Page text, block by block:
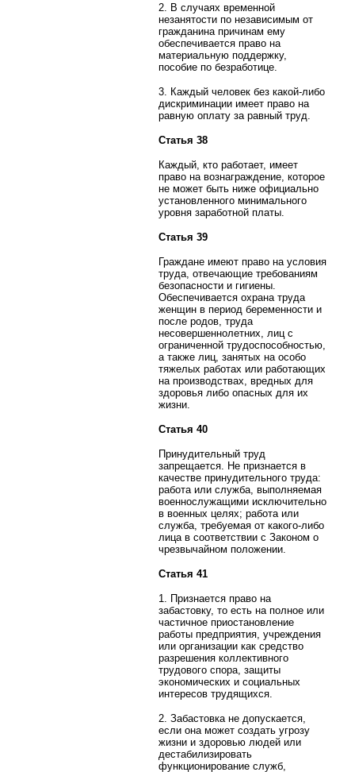
2. В случаях временной
незанятости по независимым от
гражданина причинам ему
обеспечивается право на
материальную поддержку,
пособие по безработице.
3. Каждый человек без какой-либо
дискриминации имеет право на
равную оплату за равный труд.
Статья 38
Каждый, кто работает, имеет
право на вознаграждение, которое
не может быть ниже официально
установленного минимального
уровня заработной платы.
Статья 39
Граждане имеют право на условия
труда, отвечающие требованиям
безопасности и гигиены.
Обеспечивается охрана труда
женщин в период беременности и
после родов, труда
несовершеннолетних, лиц с
ограниченной трудоспособностью,
а также лиц, занятых на особо
тяжелых работах или работающих
на производствах, вредных для
здоровья либо опасных для их
жизни.
Статья 40
Принудительный труд
запрещается. Не признается в
качестве принудительного труда:
работа или служба, выполняемая
военнослужащими исключительно
в военных целях; работа или
служба, требуемая от какого-либо
лица в соответствии с Законом о
чрезвычайном положении.
Статья 41
1. Признается право на
забастовку, то есть на полное или
частичное приостановление
работы предприятия, учреждения
или организации как средство
разрешения коллективного
трудового спора, защиты
экономических и социальных
интересов трудящихся.
2. Забастовка не допускается,
если она может создать угрозу
жизни и здоровью людей или
дестабилизировать
функционирование служб,